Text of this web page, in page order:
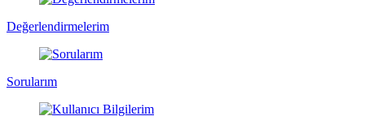
Değerlendirmelerim
Sorularım